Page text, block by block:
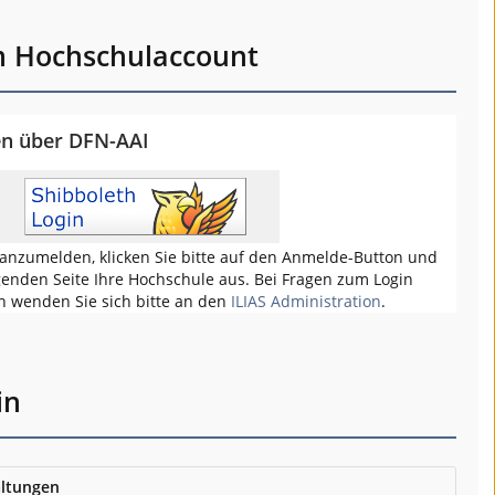
Hochschulaccount
über DFN-AAI
klicken Sie bitte auf den Anmelde-Button und
Seite Ihre Hochschule aus. Bei Fragen zum Login
wenden Sie sich bitte an den ILIAS Administration.